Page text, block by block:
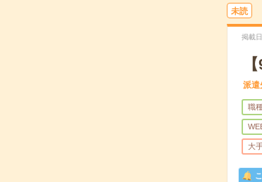
未読
掲載日
派遣
職
大